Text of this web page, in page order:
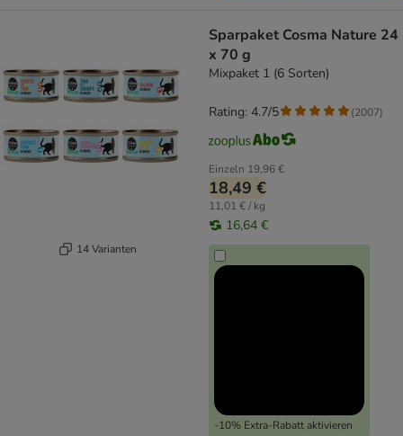
14 Varianten
Sparpaket Cosma Nature 24
x 70 g
Mixpaket 1 (6 Sorten)
Einzeln 19,96 €
18,49 €
11,01 € / kg
16,64 €
-10% Extra-Rabatt aktivieren
Rating: 4.7/5 (2007)